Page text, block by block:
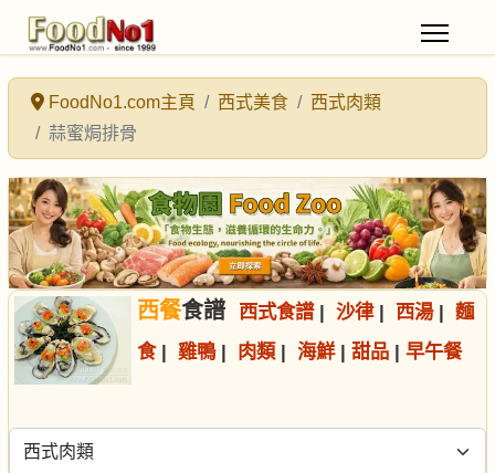
FoodNo1.com主頁 西式美食
西式肉類
蒜蜜焗排骨
西餐食譜 西式食譜| 沙律| 西湯| 麵
食| 雞鴨| 肉類 | 海鮮| 甜品 | 早午餐
選擇食譜分類